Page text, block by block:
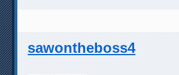
sawontheboss4